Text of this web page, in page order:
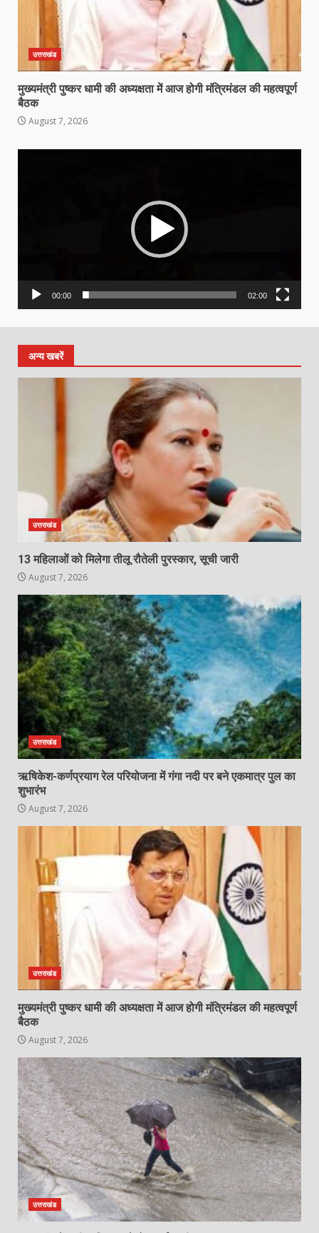
उत्तराखंड
मुख्यमंत्री पुष्कर धामी की अध्यक्षता में आज होगी मंत्रिमंडल की महत्वपूर्ण
बैठक
August 7, 2026
00:00 02:00
अन्य खबरें
उत्तराखंड
13 महिलाओं को मिलेगा तीलू रौतेली पुरस्कार, सूची जारी
August 7, 2026
उत्तराखंड
ऋषिकेश-कर्णप्रयाग रेल परियोजना में गंगा नदी पर बने एकमात्र पुल का
शुभारंभ
August 7, 2026
उत्तराखंड
मुख्यमंत्री पुष्कर धामी की अध्यक्षता में आज होगी मंत्रिमंडल की महत्वपूर्ण
बैठक
August 7, 2026
उत्तराखंड